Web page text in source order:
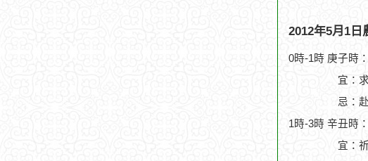
2012年5月1日
0時-1時 庚子時
宜：
忌：
1時-3時 辛丑時
宜：